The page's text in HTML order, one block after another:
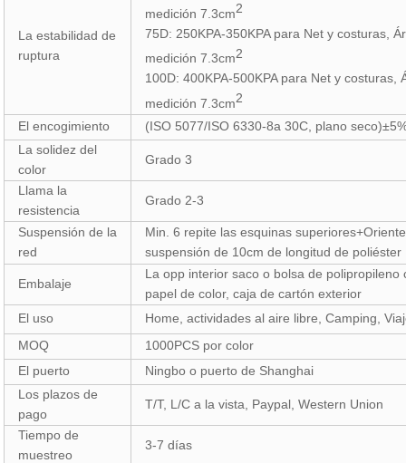
La estabilidad de
ruptura
medición 7.3cm2
75D: 250KPA-350KPA para Net y costuras,
medición 7.3cm2
100D: 400KPA-500KPA para Net y costuras,
medición 7.3cm2
El encogimiento
(ISO 5077/ISO 6330-8a 30C, plano
La solidez del
color
Grado 3
Llama la
resistencia
Grado 2-3
Suspensión de la
red
Min. 6 repite las esquinas
suspensión de 10cm de longitud de poliéster
Embalaje
La opp interior saco o bolsa de polipropileno
papel de color, caja de cartón exterior
El uso
Home, actividades al aire libre, Camping,
MOQ
1000PCS por color
El puerto
Ningbo o puerto de Shanghai
Los plazos de
pago
T/T, L/C a la vista, Paypal, Western Union
Tiempo de
muestreo
3-7 días